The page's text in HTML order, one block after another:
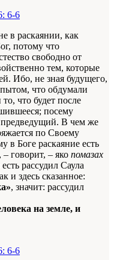
6-6
в раскаянии, как
потому что
свободно от
тем, которые
Ибо, не зная будущего,
что обдумали
что будет после
посему
предведущий. В чем же
по Своему
в Боге раскаяние есть
, – говорит, – яко помазах
рассудил Саула
и здесь сказанное:
, значит: рассудил
на земле, и
6-6